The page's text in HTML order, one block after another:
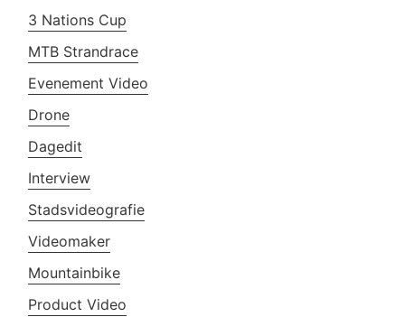
3 Nations Cup
MTB Strandrace
Evenement Video
Drone
Dagedit
Interview
Stadsvideografie
Videomaker
Mountainbike
Product Video